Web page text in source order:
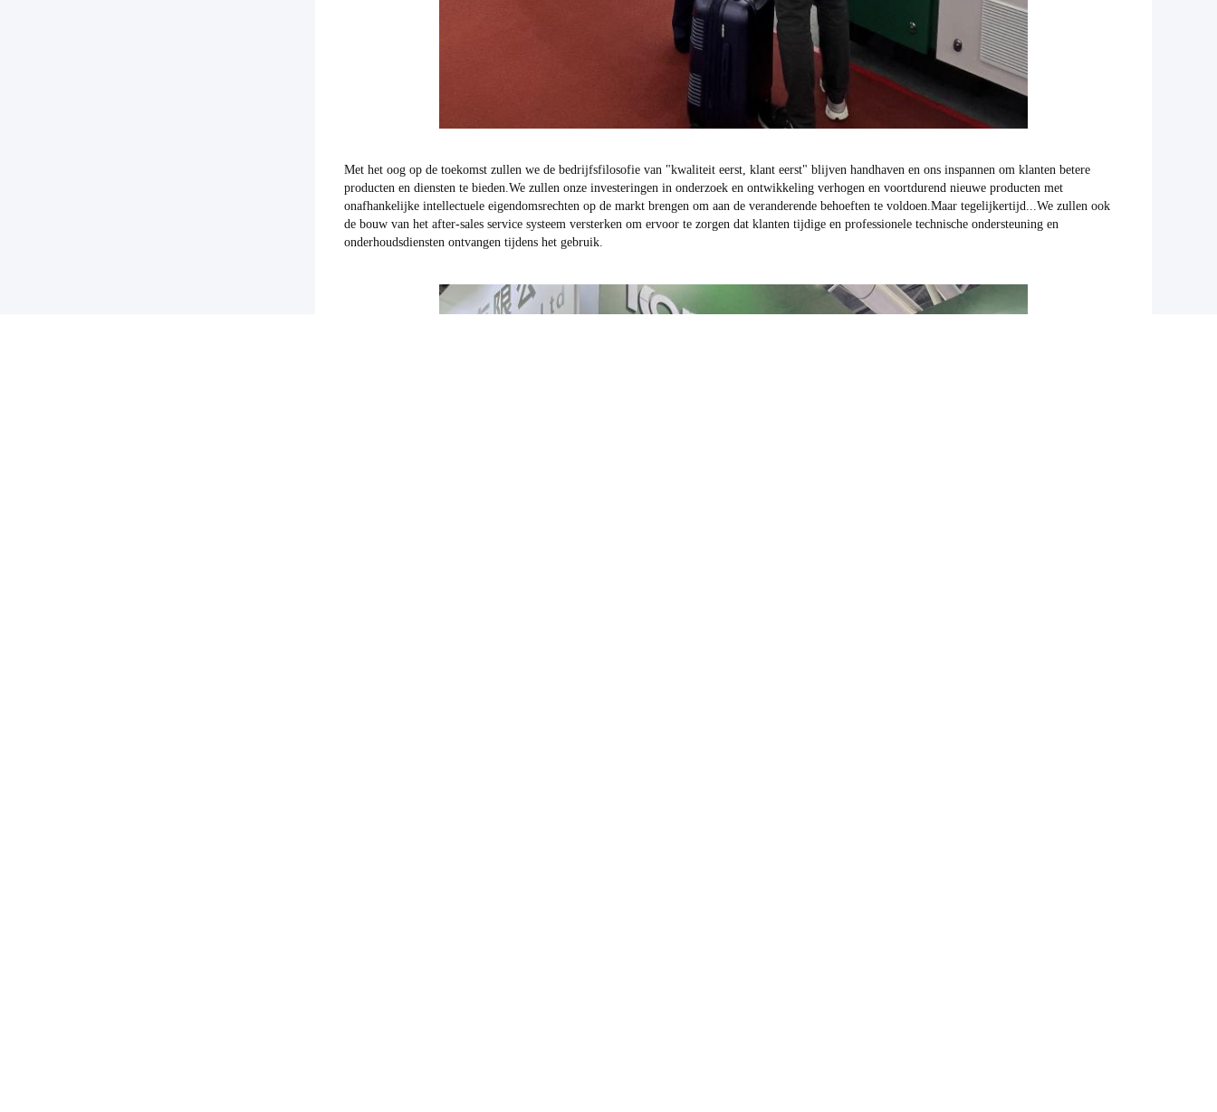
Met het oog op de toekomst zullen we de bedrijfsfilosofie van "kwaliteit eerst, klant eerst" blijven handhaven en ons inspannen om klanten betere
producten en diensten te bieden.We zullen onze investeringen in onderzoek en ontwikkeling verhogen en voortdurend nieuwe producten met
onafhankelijke intellectuele eigendomsrechten op de markt brengen om aan de veranderende behoeften te voldoen.Maar tegelijkertijd...We zullen ook
de bouw van het after-sales service systeem versterken om ervoor te zorgen dat klanten tijdige en professionele technische ondersteuning en
onderhoudsdiensten ontvangen tijdens het gebruik.